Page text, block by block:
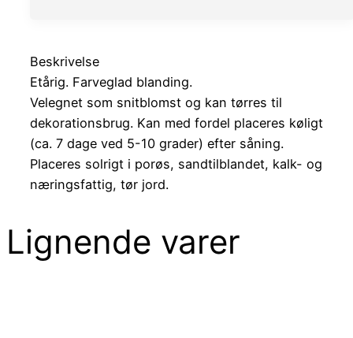
Beskrivelse
Etårig. Farveglad blanding.
Velegnet som snitblomst og kan tørres til
dekorationsbrug. Kan med fordel placeres køligt
(ca. 7 dage ved 5-10 grader) efter såning.
Placeres solrigt i porøs, sandtilblandet, kalk- og
næringsfattig, tør jord.
Lignende varer